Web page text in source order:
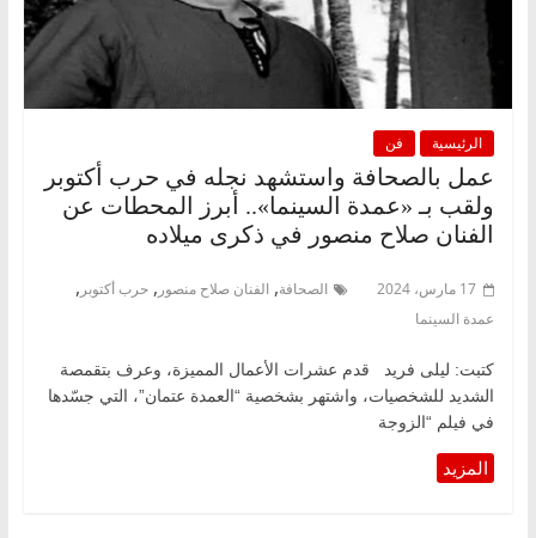
الرئيسية فن
عمل بالصحافة واستشهد نجله في حرب أكتوبر
ولقب بـ «عمدة السينما».. أبرز المحطات عن
الفنان صلاح منصور في ذكرى ميلاده
17 مارس، 2024 الصحافة, الفنان صلاح منصور , حرب أكتوبر ,
عمدة السينما
كتبت: ليلى فريد قدم عشرات الأعمال المميزة، وعرف بتقمصة
الشديد للشخصيات، واشتهر بشخصية “العمدة عتمان”، التي جسّدها
في فيلم “الزوجة